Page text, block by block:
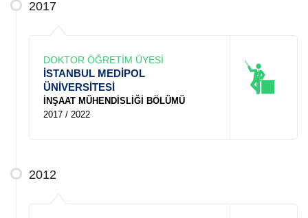
2017
DOKTOR ÖĞRETİM ÜYESİ
İSTANBUL MEDİPOL
ÜNİVERSİTESİ
İNŞAAT MÜHENDİSLİĞİ BÖLÜMÜ
2017 / 2022
2012